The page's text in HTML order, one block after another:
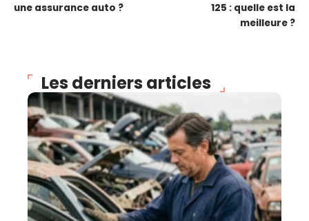
une assurance auto ?
125 : quelle est la
meilleure ?
Les derniers articles